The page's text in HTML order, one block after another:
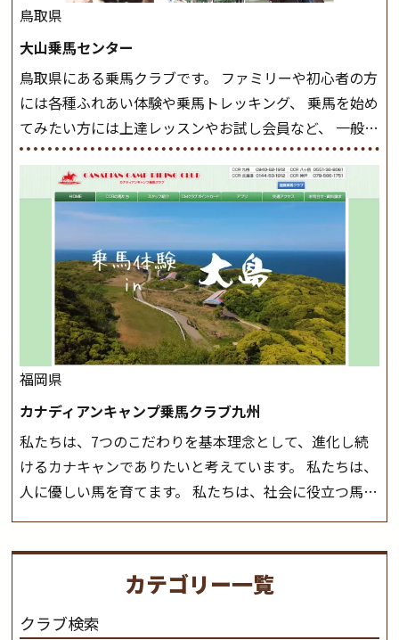
したら、 次は部班にて駈歩を含めた誘導練習を行いま
しょう。 ステップクラス ホップクラスまでに練習した
まとめをします。 三種歩法をマスターし、ワンランク上
の扶助操作や誘導方法を身につけましょう。 注意事項
◆馬場使用状況により、使用する馬場はこちらで決定い
たしますのでご了承ください ◆基本は雨天決行です
が、落雷・強風等のより、安全上急遽中止させていただ
く場合がございます。 ◆三木ホースランドパークの協議
会や講習会等により、一部レッスンが中止になる場合が
ございます。 その際、ご予約いただいている皆様には事
前にご連絡いたします。MIKIホーストレックのツアー
はこちら
鳥取県
大山乗馬センター
鳥取県にある乗馬クラブです。 ファミリーや初心者の方
には各種ふれあい体験や乗馬トレッキング、 乗馬を始め
てみたい方には上達レッスンやお試し会員など、 一般の
方に幅広くお楽しみいただける施設を目指しています。
また、お手軽（低価格）に会員になったり自分の馬を持
つことのできる乗馬クラブでもあり、 健康や趣味、スポ
ーツ競技として、老若男女様々な方が、日々乗馬をお楽
しみいただいています。 なお、ゴールデンウィークと夏
休み期間中は無休で営業していますので、ぜひご家族で
お越しください！大山乗馬センターの紹介記事はこち
福岡県
カナディアンキャンプ乗馬クラブ九州
私たちは、7つのこだわりを基本理念として、進化し続
けるカナキャンでありたいと考えています。 私たちは、
人に優しい馬を育てます。 私たちは、社会に役立つ馬を
生産します。 私たちは、馬や人々に癒しとなる環境を守
さと魅力を追求します。 私たちは、馬の品種と血統にこ
だわります。 私たちは、乗用馬の質の向上を目指し、生
カテゴリー一覧
クラブ検索